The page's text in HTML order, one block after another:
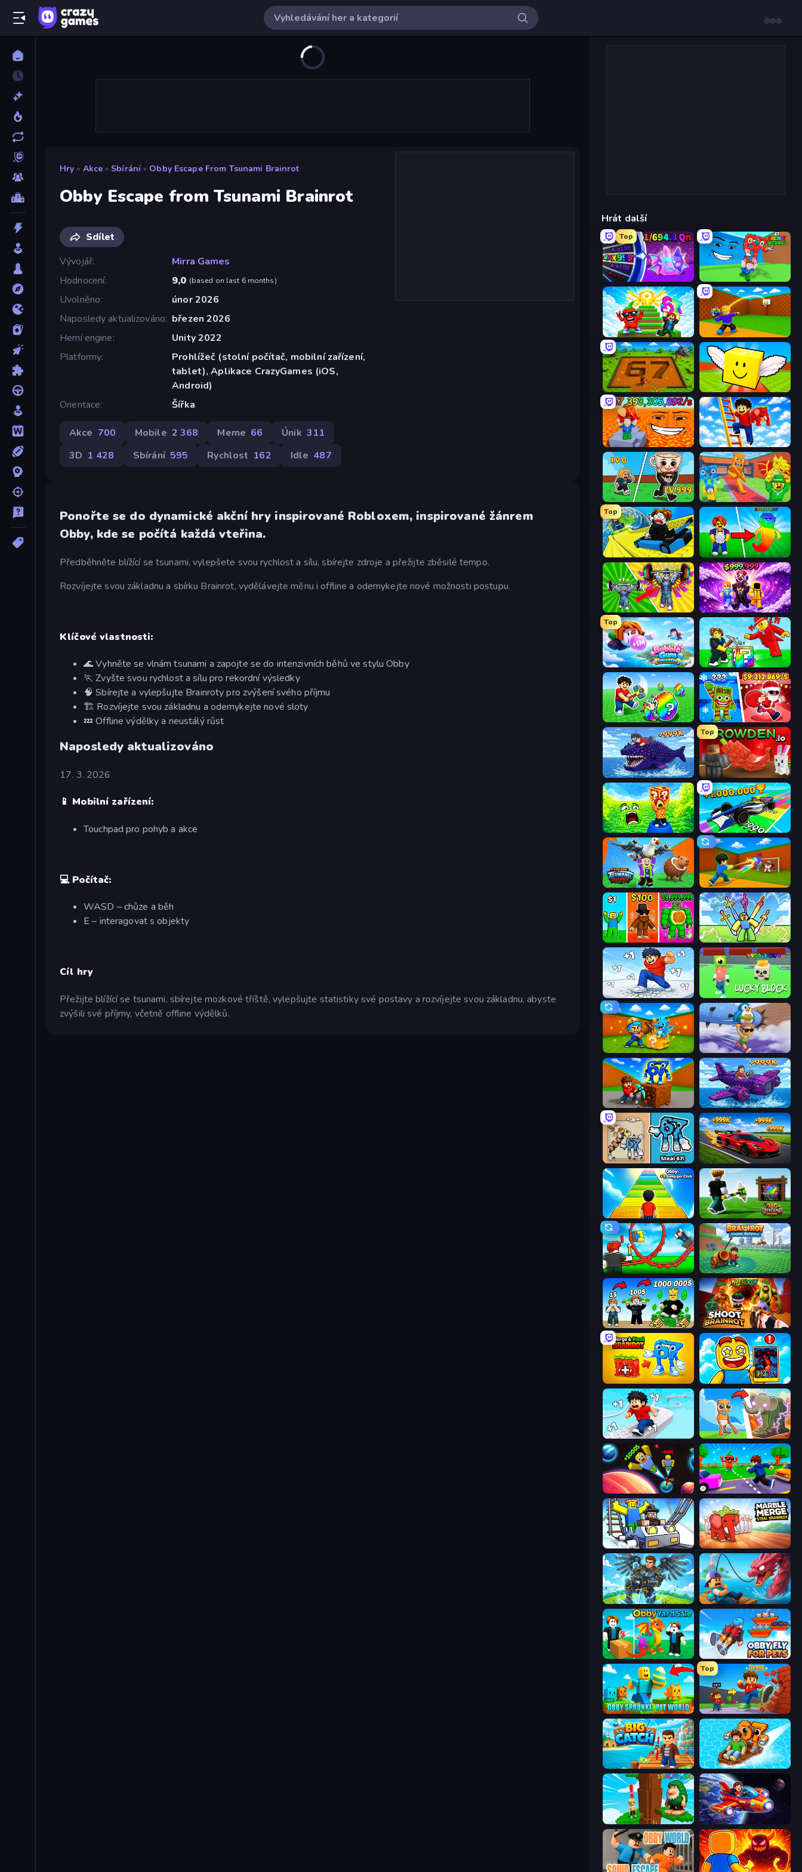
Hry » Akce » Sbírání » Obby Escape From Tsunami Brainrot
Obby Escape from Tsunami Brainrot
Sdílet
Vývojář
Mirra Games
Hodnocení
9,0 (based on last 6 months)
Uvolněno
únor 2026
Naposledy aktualizováno březen 2026
Herní engine
Unity 2022
Platformy
Prohlížeč (stolní počítač, mobilní zařízení,
tablet), Aplikace CrazyGames (iOS,
Android)
Orientace
Šířka
Akce 700 Mobile 2 368 Meme 66 Únik 311
3D 1 428 Sbírání 595 Rychlost 162 Idle 487
Ponořte se do dynamické akční hry inspirované Robloxem, inspirované žánrem
Obby, kde se počítá každá vteřina.
Předběhněte blížící se tsunami, vylepšete svou rychlost a sílu, sbírejte zdroje a přežijte zběsilé tempo.
Rozvíjejte svou základnu a sbírku Brainrot, vydělávejte měnu i offline a odemykejte nové možnosti postupu.
Klíčové vlastnosti:
🌊 Vyhněte se vlnám tsunami a zapojte se do intenzivních běhů ve stylu Obby
🏃 Zvyšte svou rychlost a sílu pro rekordní výsledky
🧠 Sbírejte a vylepšujte Brainroty pro zvýšení svého příjmu
🏗️ Rozvíjejte svou základnu a odemykejte nové sloty
💤 Offline výdělky a neustálý růst
Naposledy aktualizováno
17. 3. 2026
📱 Mobilní zařízení:
Touchpad pro pohyb a akce
💻 Počítač:
WASD – chůze a běh
E – interagovat s objekty
Cíl hry
Přežijte blížící se tsunami, sbírejte mozkové tříště, vylepšujte statistiky své postavy a rozvíjejte svou základnu, abyste
zvýšili své příjmy, včetně offline výdělků.
Hrát další
Top
Meeland.io
Run and Jump for Brainrot Throw a Lucky Block
Obby: Dig Brainrots Lucky Brainrot Blocks Online
Escape Lava for Brainrots! Ladder to Brainhot: Climb
Brainrot Arena Online Catch Brainrots From Bosses
Top
Cart Ride Danger Mount Collect Brainrot Egg
Obby: Gym Simulator, Escape Obby - BrainWave
Top
Bubble Gum Simulator
Break a Lucky Egg Brainrots Plants vs Brain Zombies
Obby Fish Challenge: Ride
Top
Grow A Garden | Growden.io
Save Memerots: Acid Lava lake Obby Car Challenge: Drive
Escape Tsunami Brainrot Baseball For Brainrot
Obby Brainrot Merge Obby vs Brainrot
Break a Skyscraper Lucky Block
Escape Cave For Brainrot BrainZombie Log Escape
Obby: Break Rocks For Brainrots Obby Plane Power Challenge: Fly
67 Steal a Brainrot Game
Obby: +1 Jump per Click Dig and Descend: Obby Mine
Build a Rollercoaster: Simulator Brainrot Tower Defence
Obby Tycoon Build the City Shoot Brainrot
Merge & Steal Brainrot Obby Cards: The Legend Hunt
Speed per Click: Obby Brainrot Evolution
Obby: +1 to Spaceflight Altitude Robby: Cross the Road for Brainrot
Obby: Ride Carts Marble Merge: Steal Brainrot Game
Obby: Pull a Sword Fish It Now
Obby Yard Sale Obby Fly For Pets
Obby Sprunki: Pet World
Top
Obby: +1 Click Wall Breaker
Big Catch Float for Brainrots
Steal Beanstalk for Brainrots Obby Space Challenge: Starships